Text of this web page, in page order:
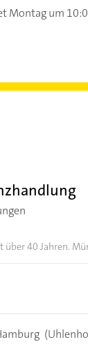
Montag um
40 Jahren.